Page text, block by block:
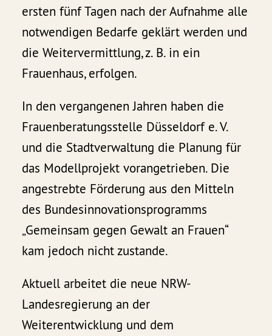
ersten fünf Tagen nach der Aufnahme alle
notwendigen Bedarfe geklärt werden und
die Weitervermittlung, z. B. in ein
Frauenhaus, erfolgen.
In den vergangenen Jahren haben die
Frauenberatungsstelle Düsseldorf e. V.
und die Stadtverwaltung die Planung für
das Modellprojekt vorangetrieben. Die
angestrebte Förderung aus den Mitteln
des Bundesinnovationsprogramms
„Gemeinsam gegen Gewalt an Frauen“
kam jedoch nicht zustande.
Aktuell arbeitet die neue NRW-
Landesregierung an der
Weiterentwicklung und dem